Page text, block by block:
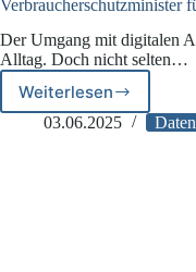
Verbraucherschutzminister
Der Umgang mit digitalen
Alltag. Doch nicht selten…
Weiterlesen
für
03.06.2025